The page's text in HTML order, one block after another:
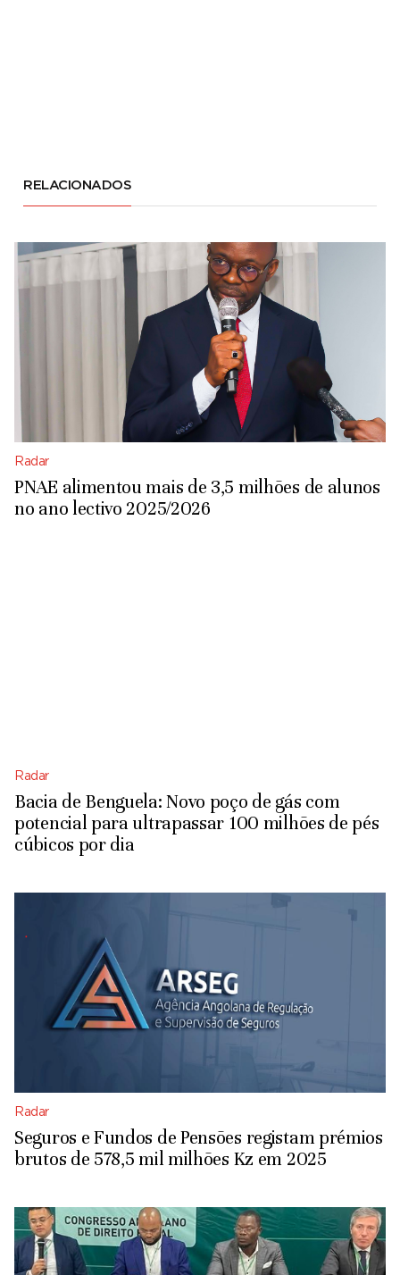
RELACIONADOS
Radar
PNAE alimentou mais de 3,5 milhões de alunos
no ano lectivo 2025/2026
Radar
Bacia de Benguela: Novo poço de gás com
potencial para ultrapassar 100 milhões de pés
cúbicos por dia
Radar
Seguros e Fundos de Pensões registam prémios
brutos de 578,5 mil milhões Kz em 2025